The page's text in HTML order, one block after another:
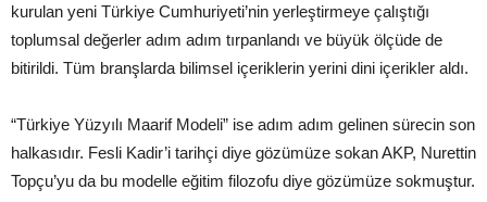
kurulan yeni Türkiye Cumhuriyeti’nin yerleştirmeye çalıştığı
toplumsal değerler adım adım tırpanlandı ve büyük ölçüde de
bitirildi. Tüm branşlarda bilimsel içeriklerin yerini dini içerikler aldı.
“Türkiye Yüzyılı Maarif Modeli” ise adım adım gelinen sürecin son
halkasıdır. Fesli Kadir’i tarihçi diye gözümüze sokan AKP, Nurettin
Topçu’yu da bu modelle eğitim filozofu diye gözümüze sokmuştur.